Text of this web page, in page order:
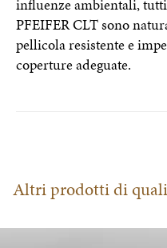
influenze ambientali,
PFEIFER CLT sono
pellicola resistente e
coperture adeguate.
Altri prodotti di